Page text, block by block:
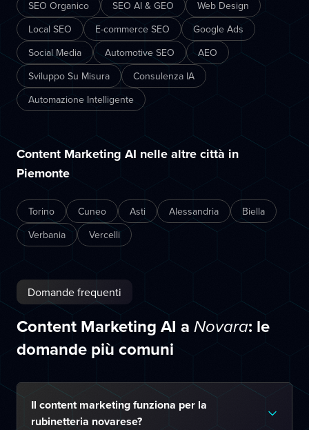
SEO Organico SEO AI & GEO
Web Design
Local SEO
E-commerce SEO
Google Ads
Social Media
Automotive SEO
AEO
Sviluppo Su Misura
Consulenza IA
Automazione Intelligente
Content Marketing AI nelle altre città in
Piemonte
Torino Cuneo Asti Alessandria
Biella
Verbania
Vercelli
Domande frequenti
Content Marketing AI a Novara: le
domande più comuni
Il content marketing funziona per la
rubinetteria novarese?